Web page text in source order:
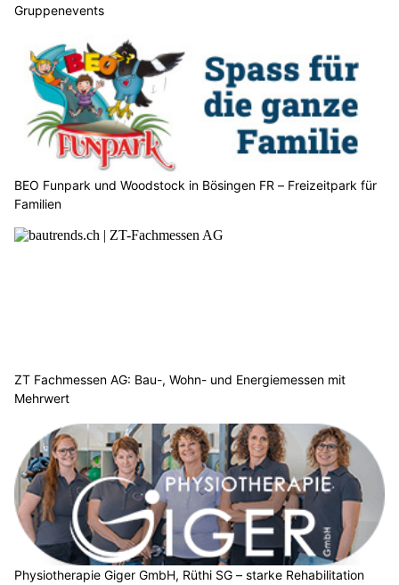
Gruppenevents
BEO Funpark und Woodstock in Bösingen FR – Freizeitpark für
Familien
ZT Fachmessen AG: Bau-, Wohn- und Energiemessen mit
Mehrwert
Physiotherapie Giger GmbH, Rüthi SG – starke Rehabilitation